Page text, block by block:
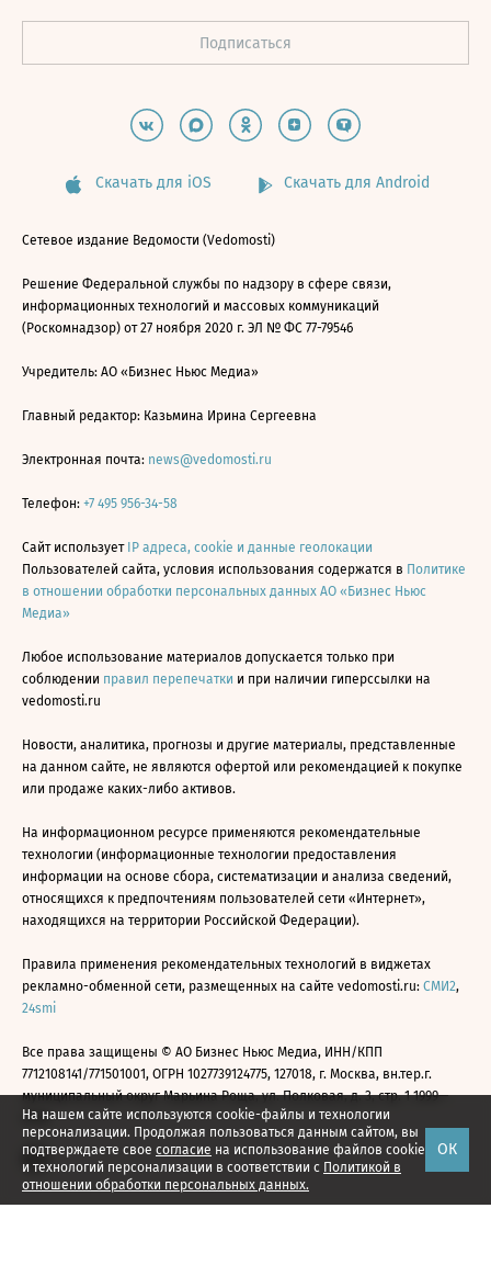
На нашем сайте используются cookie-файлы и технологии
персонализации. Продолжая пользоваться данным сайтом, вы
подтверждаете свое согласие на использование файлов cookie
и технологий персонализации в соответствии с Политикой в
отношении обработки персональных данных.
ОК
Скачать для iOS Скачать для Android
Сетевое издание Ведомости (Vedomosti)
Решение Федеральной службы по надзору в сфере связи,
информационных технологий и массовых коммуникаций
(Роскомнадзор) от 27 ноября 2020 г. ЭЛ № ФС 77-79546
Учредитель: АО «Бизнес Ньюс Медиа»
Главный редактор: Казьмина Ирина Сергеевна
Электронная почта: news@vedomosti.ru
Телефон: +7 495 956-34-58
Сайт использует IP адреса, cookie и данные геолокации
Пользователей сайта, условия использования содержатся в Политике
в отношении обработки персональных данных АО «Бизнес Ньюс
Медиа»
Любое использование материалов допускается только при
соблюдении правил перепечатки и при наличии гиперссылки на
vedomosti.ru
Новости, аналитика, прогнозы и другие материалы, представленные
на данном сайте, не являются офертой или рекомендацией к покупке
или продаже каких-либо активов.
На информационном ресурсе применяются рекомендательные
технологии (информационные технологии предоставления
информации на основе сбора, систематизации и анализа сведений,
относящихся к предпочтениям пользователей сети «Интернет»,
находящихся на территории Российской Федерации).
Правила применения рекомендательных технологий в виджетах
рекламно-обменной сети, размещенных на сайте vedomosti.ru: СМИ2,
24smi
Все права защищены © АО Бизнес Ньюс Медиа, ИНН/КПП
7712108141/771501001, ОГРН 1027739124775, 127018, г. Москва, вн.тер.г.
муниципальный округ Марьина Роща, ул. Полковая, д. 3, стр. 1 1999—
2026